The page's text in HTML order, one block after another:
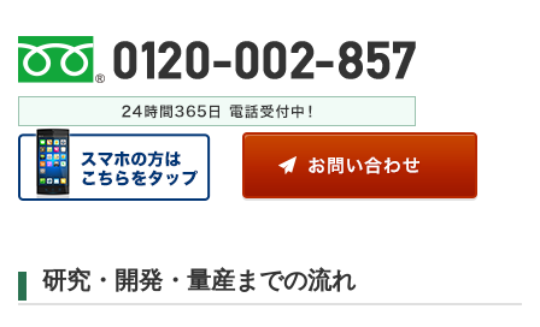
研究・開発・量産までの流れ